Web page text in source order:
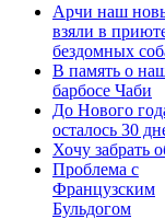
Арчи наш
взяли в
бездомных
В память о
барбосе Чаби
До Нового
осталось 30
Хочу забрать
Проблема с
Французским
Бульдогом